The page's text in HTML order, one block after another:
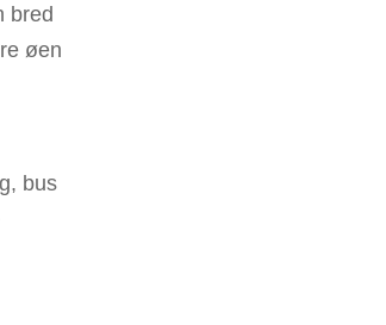
bred
øen
bus